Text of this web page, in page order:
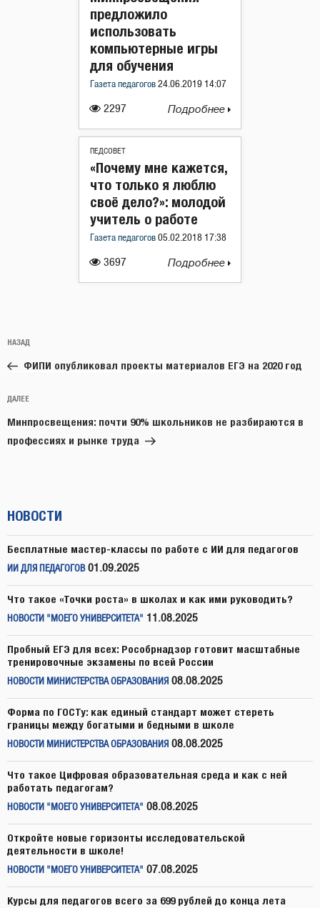
2297
предложило
использовать
компьютерные игры
для обучения
Газета педагогов 24.06.2019 14:07
Подробнее
ПЕДСОВЕТ
3697
«Почему мне кажется,
что только я люблю
своё дело?»: молодой
учитель о работе
Газета педагогов 05.02.2018 17:38
Подробнее
по
записям
Предыдущая
запись:
НАЗАД
ФИПИ опубликовал проекты материалов ЕГЭ на 2020 год
Следующая
запись
ДАЛЕЕ
Минпросвещения: почти 90% школьников не разбираются в
профессиях и рынке труда
НОВОСТИ
Бесплатные мастер-классы по работе с ИИ для педагогов
ИИ ДЛЯ ПЕДАГОГОВ 01.09.2025
Что такое «Точки роста» в школах и как ими руководить?
НОВОСТИ "МОЕГО УНИВЕРСИТЕТА" 11.08.2025
Пробный ЕГЭ для всех: Рособрнадзор готовит масштабные
тренировочные экзамены по всей России
НОВОСТИ МИНИСТЕРСТВА ОБРАЗОВАНИЯ 08.08.2025
Форма по ГОСТу: как единый стандарт может стереть
границы между богатыми и бедными в школе
НОВОСТИ МИНИСТЕРСТВА ОБРАЗОВАНИЯ 08.08.2025
Что такое Цифровая образовательная среда и как с ней
работать педагогам?
НОВОСТИ "МОЕГО УНИВЕРСИТЕТА" 08.08.2025
Откройте новые горизонты исследовательской
деятельности в школе!
НОВОСТИ "МОЕГО УНИВЕРСИТЕТА" 07.08.2025
Курсы для педагогов всего за 699 рублей до конца лета